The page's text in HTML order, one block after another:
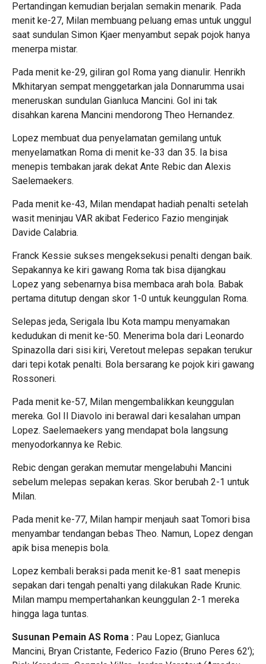
Pertandingan kemudian berjalan semakin menarik. Pada
menit ke-27, Milan membuang peluang emas untuk unggul
saat sundulan Simon Kjaer menyambut sepak pojok hanya
menerpa mistar.
Pada menit ke-29, giliran gol Roma yang dianulir. Henrikh
Mkhitaryan sempat menggetarkan jala Donnarumma usai
meneruskan sundulan Gianluca Mancini. Gol ini tak
disahkan karena Mancini mendorong Theo Hernandez.
Lopez membuat dua penyelamatan gemilang untuk
menyelamatkan Roma di menit ke-33 dan 35. Ia bisa
menepis tembakan jarak dekat Ante Rebic dan Alexis
Saelemaekers.
Pada menit ke-43, Milan mendapat hadiah penalti setelah
wasit meninjau VAR akibat Federico Fazio menginjak
Davide Calabria.
Franck Kessie sukses mengeksekusi penalti dengan baik.
Sepakannya ke kiri gawang Roma tak bisa dijangkau
Lopez yang sebenarnya bisa membaca arah bola. Babak
pertama ditutup dengan skor 1-0 untuk keunggulan Roma.
Selepas jeda, Serigala Ibu Kota mampu menyamakan
kedudukan di menit ke-50. Menerima bola dari Leonardo
Spinazolla dari sisi kiri, Veretout melepas sepakan terukur
dari tepi kotak penalti. Bola bersarang ke pojok kiri gawang
Rossoneri.
Pada menit ke-57, Milan mengembalikkan keunggulan
mereka. Gol Il Diavolo ini berawal dari kesalahan umpan
Lopez. Saelemaekers yang mendapat bola langsung
menyodorkannya ke Rebic.
Rebic dengan gerakan memutar mengelabuhi Mancini
sebelum melepas sepakan keras. Skor berubah 2-1 untuk
Milan.
Pada menit ke-77, Milan hampir menjauh saat Tomori bisa
menyambar tendangan bebas Theo. Namun, Lopez dengan
apik bisa menepis bola.
Lopez kembali beraksi pada menit ke-81 saat menepis
sepakan dari tengah penalti yang dilakukan Rade Krunic.
Milan mampu mempertahankan keunggulan 2-1 mereka
hingga laga tuntas.
Susunan Pemain AS Roma : Pau Lopez; Gianluca
Mancini, Bryan Cristante, Federico Fazio (Bruno Peres 62′);